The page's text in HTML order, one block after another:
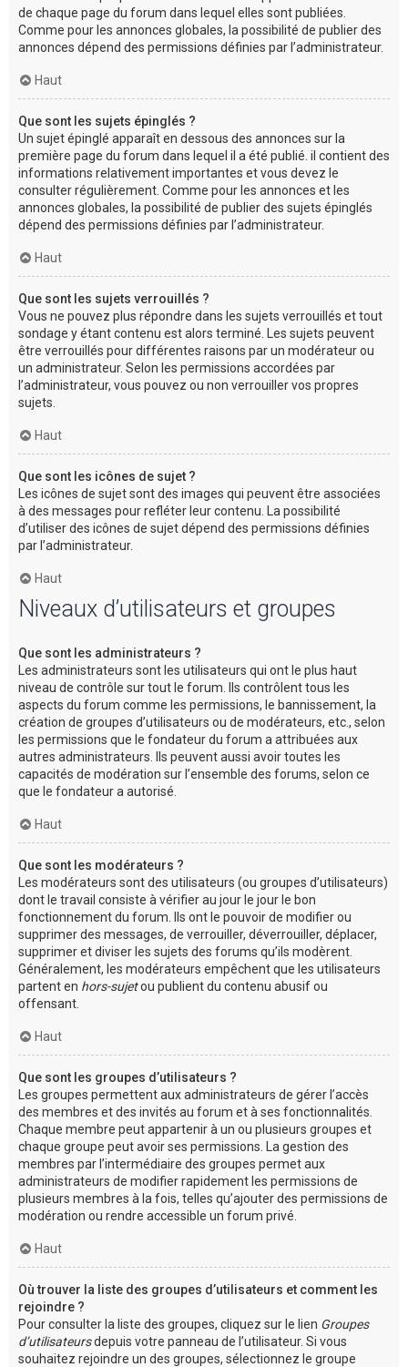
de chaque page du forum dans lequel elles sont publiées.
Comme pour les annonces globales, la possibilité de publier des
annonces dépend des permissions définies par l’administrateur.
Haut
Que sont les sujets épinglés ?
Un sujet épinglé apparaît en dessous des annonces sur la
première page du forum dans lequel il a été publié. il contient des
informations relativement importantes et vous devez le
consulter régulièrement. Comme pour les annonces et les
annonces globales, la possibilité de publier des sujets épinglés
dépend des permissions définies par l’administrateur.
Haut
Que sont les sujets verrouillés ?
Vous ne pouvez plus répondre dans les sujets verrouillés et tout
sondage y étant contenu est alors terminé. Les sujets peuvent
être verrouillés pour différentes raisons par un modérateur ou
un administrateur. Selon les permissions accordées par
l’administrateur, vous pouvez ou non verrouiller vos propres
sujets.
Haut
Que sont les icônes de sujet ?
Les icônes de sujet sont des images qui peuvent être associées
à des messages pour refléter leur contenu. La possibilité
d’utiliser des icônes de sujet dépend des permissions définies
par l’administrateur.
Haut
Niveaux d’utilisateurs et groupes
Que sont les administrateurs ?
Les administrateurs sont les utilisateurs qui ont le plus haut
niveau de contrôle sur tout le forum. Ils contrôlent tous les
aspects du forum comme les permissions, le bannissement, la
création de groupes d’utilisateurs ou de modérateurs, etc., selon
les permissions que le fondateur du forum a attribuées aux
autres administrateurs. Ils peuvent aussi avoir toutes les
capacités de modération sur l’ensemble des forums, selon ce
que le fondateur a autorisé.
Haut
Que sont les modérateurs ?
Les modérateurs sont des utilisateurs (ou groupes d’utilisateurs)
dont le travail consiste à vérifier au jour le jour le bon
fonctionnement du forum. Ils ont le pouvoir de modifier ou
supprimer des messages, de verrouiller, déverrouiller, déplacer,
supprimer et diviser les sujets des forums qu’ils modèrent.
Généralement, les modérateurs empêchent que les utilisateurs
partent en hors-sujetou publient du contenu abusif ou
offensant.
Haut
Que sont les groupes d’utilisateurs ?
Les groupes permettent aux administrateurs de gérer l’accès
des membres et des invités au forum et à ses fonctionnalités.
Chaque membre peut appartenir à un ou plusieurs groupes et
chaque groupe peut avoir ses permissions. La gestion des
membres par l’intermédiaire des groupes permet aux
administrateurs de modifier rapidement les permissions de
plusieurs membres à la fois, telles qu’ajouter des permissions de
modération ou rendre accessible un forum privé.
Haut
Où trouver la liste des groupes d’utilisateurs et comment les
rejoindre ?
Pour consulter la liste des groupes, cliquez sur le lien Groupes
d’utilisateursdepuis votre panneau de l’utilisateur. Si vous
souhaitez rejoindre un des groupes, sélectionnez le groupe